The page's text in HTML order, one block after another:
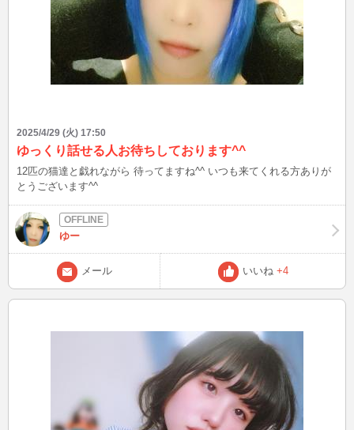
2025/4/29 (火) 17:50
ゆっくり話せる人お待ちしております^^
12匹の猫達と戯れながら 待ってますね^^ いつも来てくれる方ありが
とうございます^^
ゆー
メール いいね +4